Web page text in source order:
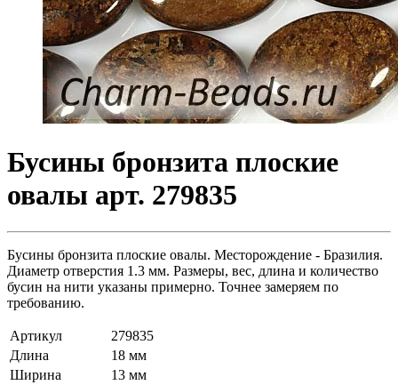
Бусины бронзита плоские
овалы арт. 279835
Бусины бронзита плоские овалы. Месторождение - Бразилия.
Диаметр отверстия 1.3 мм. Размеры, вес, длина и количество
бусин на нити указаны примерно. Точнее замеряем по
требованию.
Артикул
279835
Длина
18 мм
Ширина
13 мм